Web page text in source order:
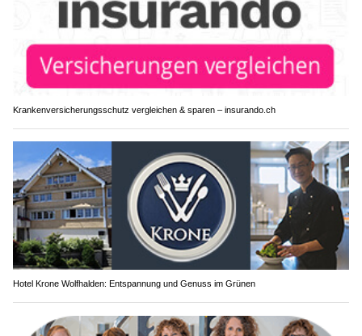
Krankenversicherungsschutz vergleichen & sparen – insurando.ch
Hotel Krone Wolfhalden: Entspannung und Genuss im Grünen